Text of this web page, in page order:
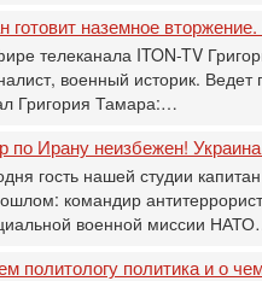
готовит наземное
телеканала ITON-TV
военный историк.
Григория Тамара:…
по Ирану неизбежен!
гость нашей студии
командир
военной миссии
политологу политика и о